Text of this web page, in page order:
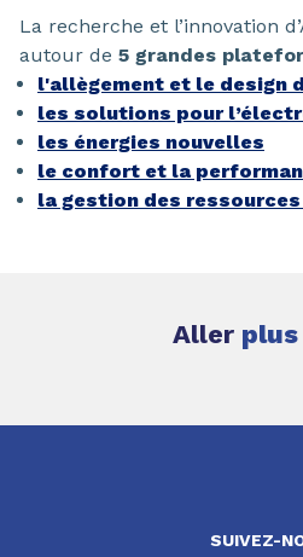
La recherche et l’innovation
autour de 5 grandes
l'allègement et le design
les solutions pour
les énergies nouvelles
le confort et la
la gestion des
Allerplus
SUIVEZ-